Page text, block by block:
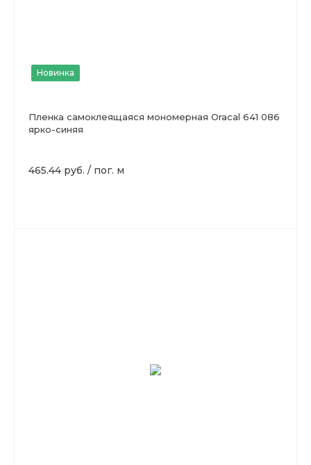
Новинка
Пленка самоклеящаяся мономерная Oracal 641 086
ярко-синяя
465.44 руб. / пог. м